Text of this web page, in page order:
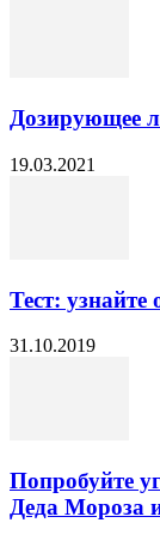
Дозирующее
19.03.2021
Тест: узнайте
31.10.2019
Попробуйте
Деда Мороза